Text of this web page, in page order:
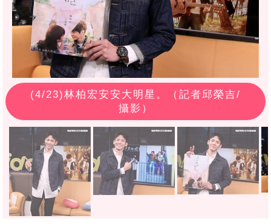
(4/23)林柏宏安安大明星。（記者邱榮吉/
攝影）